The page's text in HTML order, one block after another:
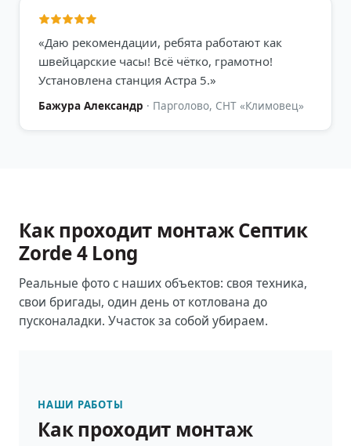
«Даю рекомендации, ребята работают как
швейцарские часы! Всё чётко, грамотно!
Установлена станция Астра 5.»
Бажура Александр · Парголово, СНТ «Климовец»
Как проходит монтажСептик
Zorde 4 Long
Реальные фото с наших объектов: своя техника,
свои бригады, один день от котлована до
пусконаладки. Участок за собой убираем.
НАШИ РАБОТЫ
Как проходит монтаж